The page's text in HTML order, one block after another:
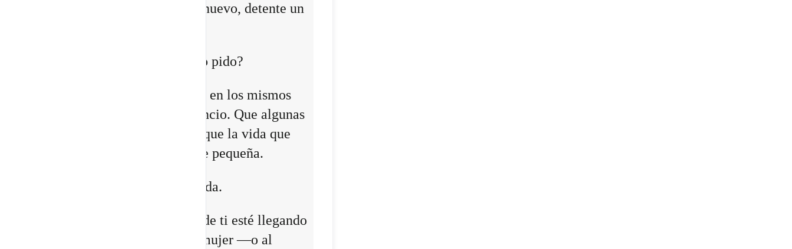
Antes de pedirle a la vida algo nuevo, detente un
¿Quién estoy siendo mientras lo pido?
Quizá sientes que ya no encajas en los mismos
lugares. Que necesitas más silencio. Que algunas
relaciones están cambiando. O que la vida que
construiste comienza a quedarte pequeña.
Eso no significa que estés perdida.
Puede que una antigua versión de ti esté llegando
a su fin para abrir espacio a la mujer —o al